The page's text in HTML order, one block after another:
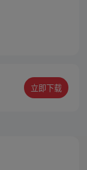
立即下载